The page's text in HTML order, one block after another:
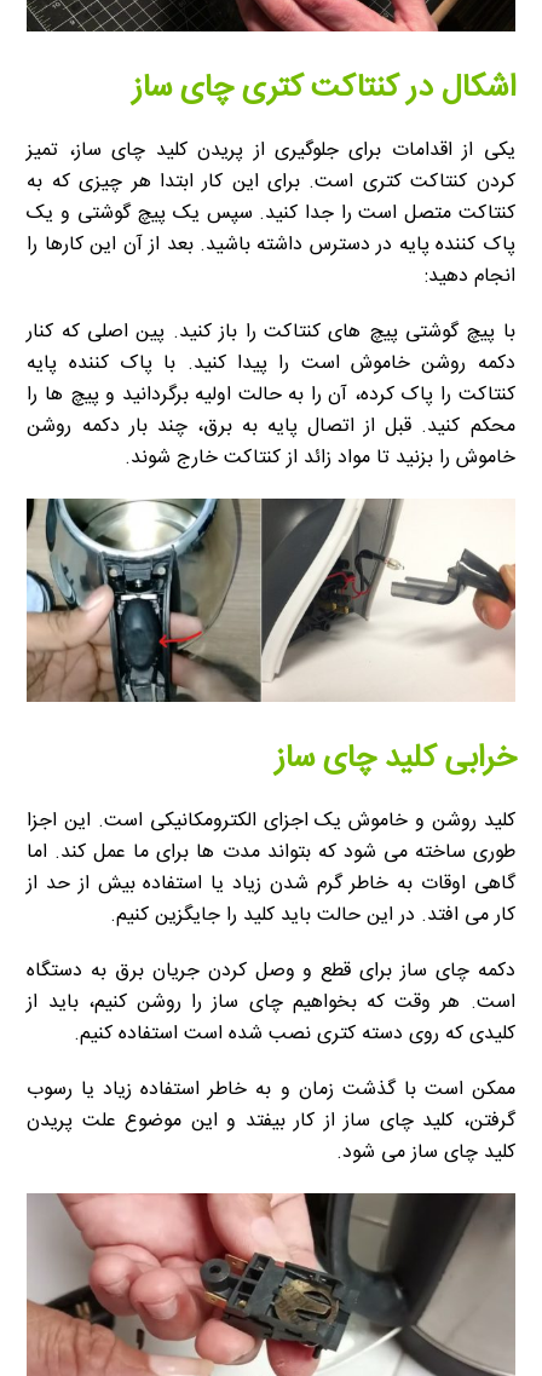
اشکال در کنتاکت کتری چای ساز
یکی از اقدامات برای جلوگیری از پریدن کلید چای ساز، تمیز
کردن کنتاکت کتری است. برای این کار ابتدا هر چیزی که به
کنتاکت متصل است را جدا کنید. سپس یک پیچ گوشتی و یک
پاک کننده پایه در دسترس داشته باشید. بعد از آن این کارها را
انجام دهید:
با پیچ گوشتی پیچ های کنتاکت را باز کنید. پین اصلی که کنار
دکمه روشن خاموش است را پیدا کنید. با پاک کننده پایه
کنتاکت را پاک کرده، آن را به حالت اولیه برگردانید و پیچ ها را
محکم کنید. قبل از اتصال پایه به برق، چند بار دکمه روشن
خاموش را بزنید تا مواد زائد از کنتاکت خارج شوند.
خرابی کلید چای ساز
کلید روشن و خاموش یک اجزای الکترومکانیکی است. این اجزا
طوری ساخته می شود که بتواند مدت ها برای ما عمل کند. اما
گاهی اوقات به خاطر گرم شدن زیاد یا استفاده بیش از حد از
کار می افتد. در این حالت باید کلید را جایگزین کنیم.
دکمه چای ساز برای قطع و وصل کردن جریان برق به دستگاه
است. هر وقت که بخواهیم چای ساز را روشن کنیم، باید از
کلیدی که روی دسته کتری نصب شده است استفاده کنیم.
ممکن است با گذشت زمان و به خاطر استفاده زیاد یا رسوب
گرفتن، کلید چای ساز از کار بیفتد و این موضوع علت پریدن
کلید چای ساز می شود.